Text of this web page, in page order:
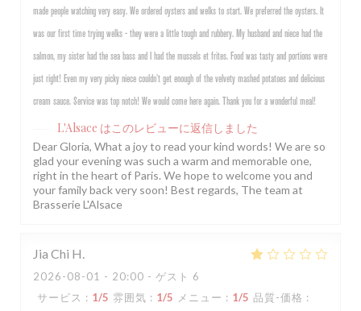
made people watching very easy. We ordered oysters and welks to start. We preferred the oysters. It
was our first time trying welks - they were a little tough and rubbery. My husband and niece had the
salmon, my sister had the sea bass and I had the mussels et frites. Food was tasty and portions were
just right! Even my very picky niece couldn’t get enough of the velvety mashed potatoes and delicious
cream sauce. Service was top notch! We would come here again. Thank you for a wonderful meal!
L'Alsace はこのレビューに返信しました
Dear Gloria, What a joy to read your kind words! We are so
glad your evening was such a warm and memorable one,
right in the heart of Paris. We hope to welcome you and
your family back very soon! Best regards, The team at
Brasserie L'Alsace
Jia Chi H
2026-08-01 - 20:00 - ゲスト 6
サービス : 1/5 雰囲気 : 1/5 メニュー : 1/5 品質-価格 :